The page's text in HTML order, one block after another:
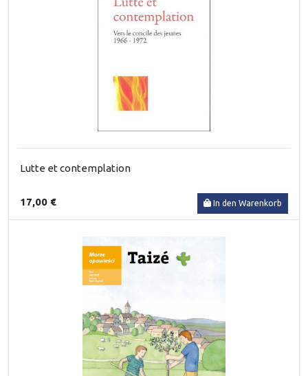
Lutte et contemplation
17,00 € In den Warenkorb